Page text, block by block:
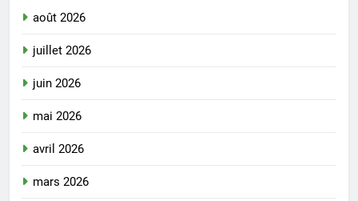
août 2026
juillet 2026
juin 2026
mai 2026
avril 2026
mars 2026